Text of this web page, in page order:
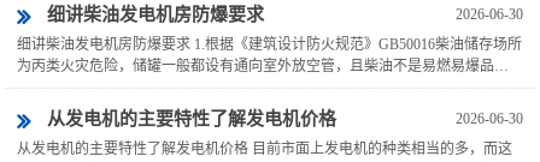
2026-06-30
细讲柴油发电机房防爆要求
细讲柴油发电机房防爆要求 1.根据《建筑设计防火规范》GB50016柴油储存场所
为丙类火灾危险，储罐一般都设有通向室外放空管，且柴油不是易燃易爆品，
不足以形成易燃易爆场所，因此可采用非防爆型电气设施...
2026-06-30
从发电机的主要特性了解发电机价格
从发电机的主要特性了解发电机价格 目前市面上发电机的种类相当的多，而这